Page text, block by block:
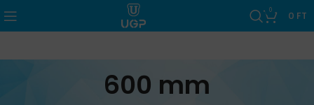
0 0 FT
600 mm